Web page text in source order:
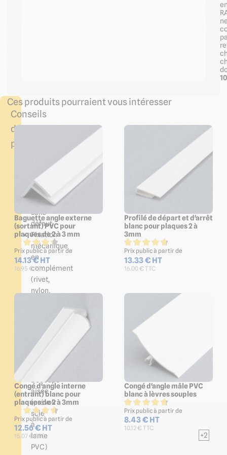
Conseils
de
pose
coller
sur
parois
planes
sans
défaut
Fixation
mécanique
en
complément
(rivet,
nylon,
Jonction
plaques
par
clipsables
Découpe
aisée
(prévoir
scie
à
lame
PVC)
Ces produits pourraient vous intéresser
Baguette angle externe
(sortant) PVC pour
plaques de 2 à 3 mm
Prix public à partir de
14.13 € HT
16.95 € TTC
Profilé de départ et d'arrêt
blanc pour plaques 2 à
3mm
Prix public à partir de
13.33 € HT
16.00 € TTC
Congé d'angle interne
(entrant) blanc pour
plaques de 2 à 3mm
Prix public à partir de
12.56 € HT
15.07 € TTC
Congé d'angle mâle PVC
blanc à lèvres souples
Prix public à partir de
8.43 € HT
10.12 € TTC
+2